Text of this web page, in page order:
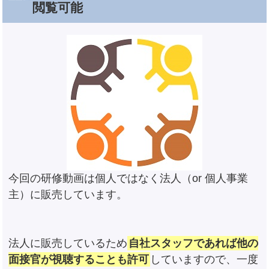
閲覧可能
今回の研修動画は個人ではなく法人（or 個人事業
主）に販売しています。
法人に販売しているため 自社スタッフであれば他の
面接官が視聴することも許可 していますので、一度